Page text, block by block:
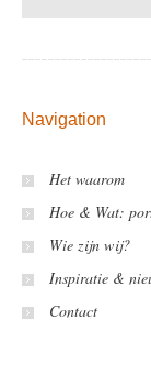
Navigation
Het waarom
Hoe & Wat:
Wie zijn wij?
Inspiratie &
Contact